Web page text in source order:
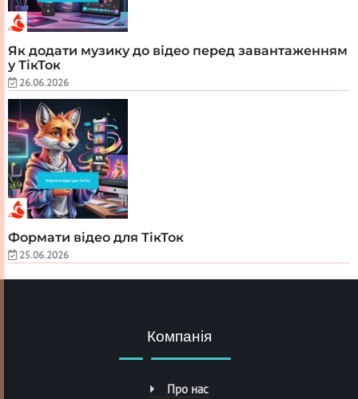
Як додати музику до відео перед завантаженням
у ТікТок
26.06.2026
Формати відео для ТікТок
25.06.2026
Компанія
Про нас